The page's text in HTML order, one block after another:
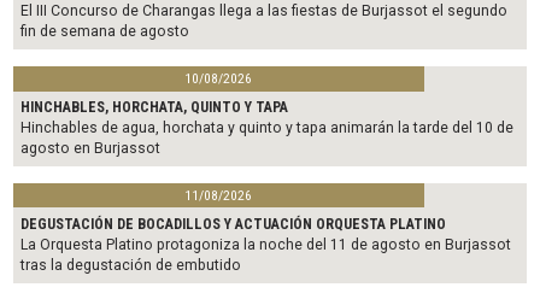
El III Concurso de Charangas llega a las fiestas de Burjassot el segundo
fin de semana de agosto
10/08/2026
HINCHABLES, HORCHATA, QUINTO Y TAPA
Hinchables de agua, horchata y quinto y tapa animarán la tarde del 10 de
agosto en Burjassot
11/08/2026
DEGUSTACIÓN DE BOCADILLOS Y ACTUACIÓN ORQUESTA PLATINO
La Orquesta Platino protagoniza la noche del 11 de agosto en Burjassot
tras la degustación de embutido